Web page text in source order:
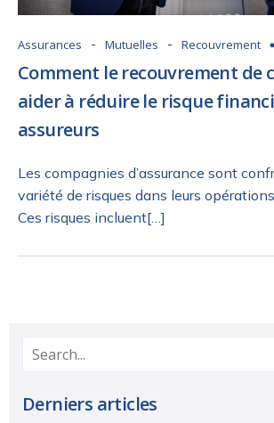
Assurances - Mutuelles - Recouvrement
Comment le recouvrement de
aider à réduire le risque
assureurs
Les compagnies d’assurance sont
variété de risques dans leurs
Ces risques incluent[…]
Derniers articles